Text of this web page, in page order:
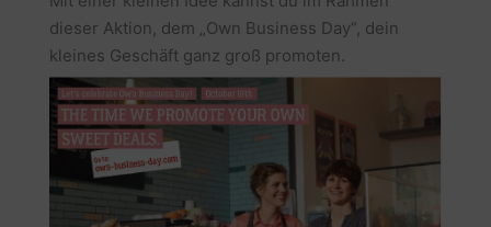
dieser Aktion, dem „Own Business Day“, dein
kleines Geschäft ganz groß promoten.